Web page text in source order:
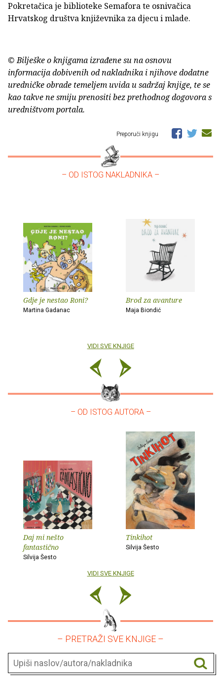
Pokretačica je biblioteke Semafora te osnivačica
Hrvatskog društva književnika za djecu i mlade.
© Bilješke o knjigama izrađene su na osnovu
informacija dobivenih od nakladnika i njihove dodatne
uredničke obrade temeljem uvida u sadržaj knjige, te se
kao takve ne smiju prenositi bez prethodnog dogovora s
uredništvom portala.
Preporuči knjigu
– OD ISTOG NAKLADNIKA –
Gdje je nestao Roni?
Martina Gadanac
Brod za avanture
Maja Biondić
VIDI SVE KNJIGE
– OD ISTOG AUTORA –
Daj mi nešto
fantastično
Silvija Šesto
Tinkihot
Silvija Šesto
VIDI SVE KNJIGE
– PRETRAŽI SVE KNJIGE –